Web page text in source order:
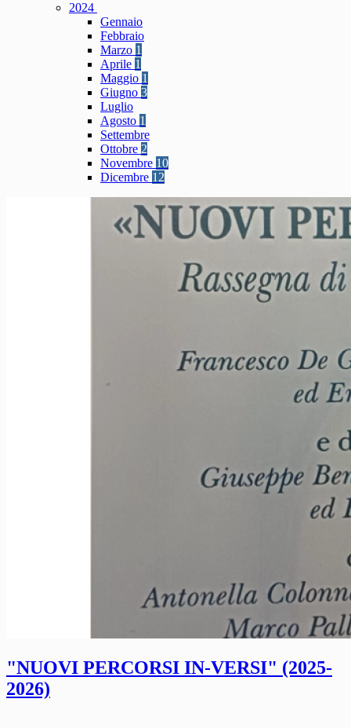
2024
Gennaio
Febbraio
Marzo 1
Aprile 1
Maggio 1
Giugno 3
Luglio
Agosto 1
Settembre
Ottobre 2
Novembre 10
Dicembre 12
"NUOVI PERCORSI IN-VERSI" (2025-
2026)